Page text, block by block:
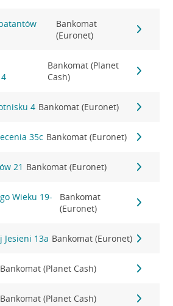
Bankomat
(Euronet)
Bankomat (Planet
Cash)
4 Bankomat (Euronet)
35c Bankomat (Euronet)
21 Bankomat (Euronet)
Wieku 19-
Bankomat
(Euronet)
Jesieni 13a Bankomat (Euronet)
Bankomat (Planet Cash)
Bankomat (Planet Cash)